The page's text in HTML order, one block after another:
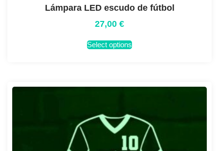
Lámpara LED escudo de fútbol
27,00 €
Select options